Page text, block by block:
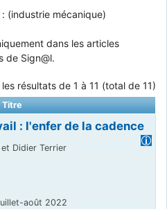
: (industrie mécanique)
dans les articles
de Sign@l.
résultats de 1 à 11 (total de 11)
Titre
: l'enfer de la cadence
Didier Terrier
août 2022